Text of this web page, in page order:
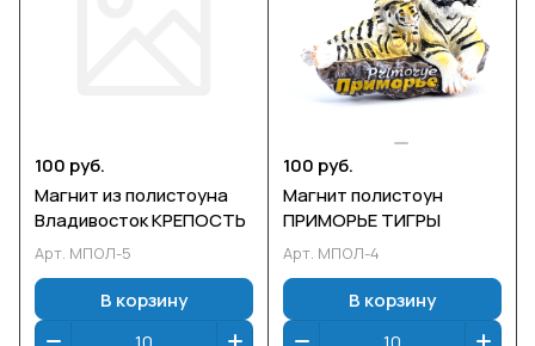
100 руб.
Магнит из полистоуна
Владивосток КРЕПОСТЬ
Арт. МПОЛ-5
В корзину
100 руб.
Магнит полистоун
ПРИМОРЬЕ ТИГРЫ
Арт. МПОЛ-4
В корзину